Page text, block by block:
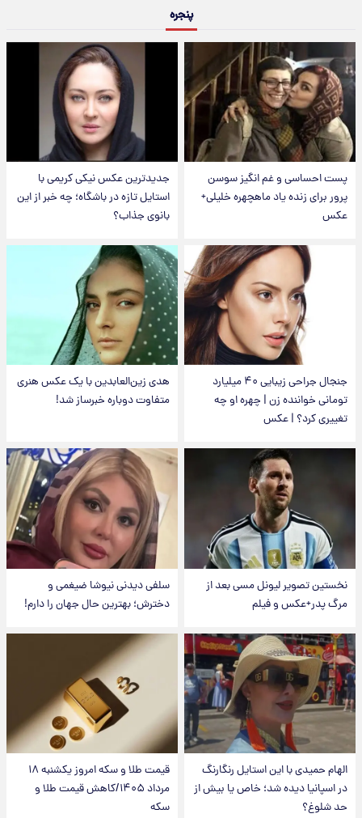
پنجره
پست احساسی و غم انگیز سوسن
پرور برای زنده یاد ماهچهره خلیلی+
عکس
جدیدترین عکس نیکی کریمی با
استایل تازه در باشگاه؛ چه خبر از این
بانوی جذاب؟
جنجال جراحی زیبایی ۴۰ میلیارد
تومانی خواننده زن | چهره او چه
تغییری کرد؟ | عکس
هدی زین‌العابدین با یک عکس هنری
متفاوت دوباره خبرساز شد!
نخستین تصویر لیونل مسی بعد از
مرگ پدر+عکس و فیلم
سلفی دیدنی نیوشا ضیغمی و
دخترش؛ بهترین حال جهان را دارم!
الهام حمیدی با این استایل رنگارنگ
در اسپانیا دیده شد؛ خاص یا بیش از
حد شلوغ؟
قیمت طلا و سکه امروز یکشنبه ۱۸
مرداد ۱۴۰۵/کاهش قیمت طلا و
سکه